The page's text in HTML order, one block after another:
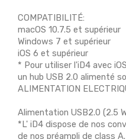
COMPATIBILITÉ:
macOS 10.7.5 et supérieur
Windows 7 et supérieur
iOS 6 et supérieur
* Pour utiliser l'iD4 avec
un hub USB 2.0 alimenté
ALIMENTATION
Alimentation USB2.0 (2.5
*L' iD4 dispose de nos
de nos préampli de class